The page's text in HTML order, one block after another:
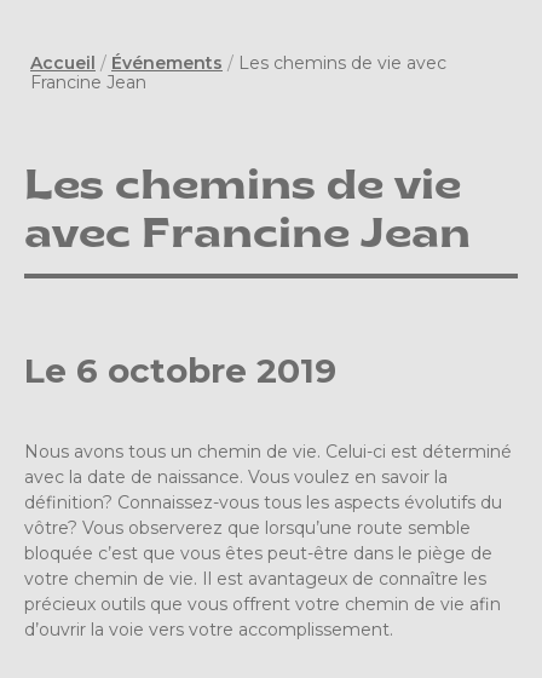
Accueil / Événements / Les chemins de vie avec
Francine Jean
Les chemins de vie
avec Francine Jean
Le 6 octobre 2019
Nous avons tous un chemin de vie. Celui-ci est déterminé
avec la date de naissance. Vous voulez en savoir la
définition? Connaissez-vous tous les aspects évolutifs du
vôtre? Vous observerez que lorsqu’une route semble
bloquée c’est que vous êtes peut-être dans le piège de
votre chemin de vie. Il est avantageux de connaître les
précieux outils que vous offrent votre chemin de vie afin
d’ouvrir la voie vers votre accomplissement.